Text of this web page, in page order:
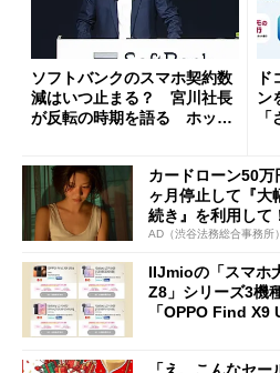
ソフトバンクのスマホ契約数
減はいつ止まる？ 宮川社長
が反転の時期を語る ホッピ
ド
ン
カードローン50
ヶ月停止して『大
続き』を利用して
AD（渋谷法務総合事務所）
IIJmioの「スマホ
Z8」シリーズ3
「OPPO Find X9
「え、こんなセ